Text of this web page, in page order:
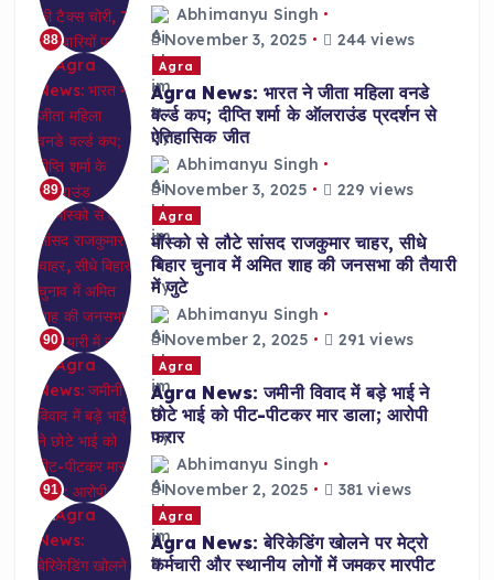
88
Abhimanyu Singh
November 3, 2025
244 views
89
Agra
Agra News: भारत ने जीता महिला वनडे
वर्ल्ड कप; दीप्ति शर्मा के ऑलराउंड प्रदर्शन से
ऐतिहासिक जीत
Abhimanyu Singh
November 3, 2025
229 views
90
Agra
मॉस्को से लौटे सांसद राजकुमार चाहर, सीधे
बिहार चुनाव में अमित शाह की जनसभा की तैयारी
में जुटे
Abhimanyu Singh
November 2, 2025
291 views
91
Agra
Agra News: जमीनी विवाद में बड़े भाई ने
छोटे भाई को पीट-पीटकर मार डाला; आरोपी
फरार
Abhimanyu Singh
November 2, 2025
381 views
Agra
Agra News: बेरिकेडिंग खोलने पर मेट्रो
कर्मचारी और स्थानीय लोगों में जमकर मारपीट